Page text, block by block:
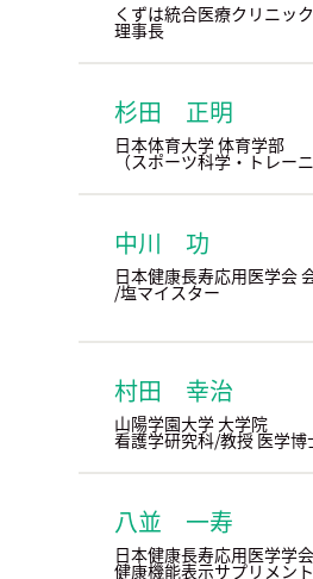
くずは統合医療クリニック
理事長
杉田 正明
日本体育大学 体育学部
（スポーツ科学・トレー
中川 功
日本健康長寿応用医学会
/塩マイスター
村田 幸治
山陽学園大学 大学院
看護学研究科/教授 医学博
八並 一寿
日本健康長寿応用医学学
健康機能表示サプリメン